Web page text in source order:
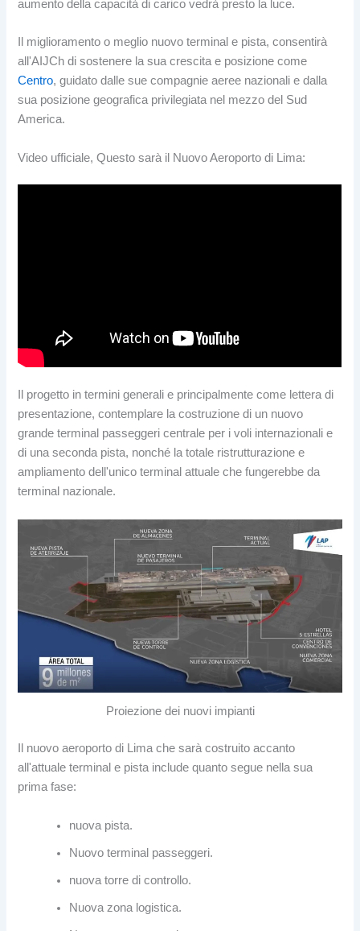
aumento della capacità di carico vedrà presto la luce.
Il miglioramento o meglio nuovo terminal e pista, consentirà
all'AIJCh di sostenere la sua crescita e posizione come
Centro, guidato dalle sue compagnie aeree nazionali e dalla
sua posizione geografica privilegiata nel mezzo del Sud
America.
Video ufficiale, Questo sarà il Nuovo Aeroporto di Lima:
Il progetto in termini generali e principalmente come lettera di
presentazione, contemplare la costruzione di un nuovo
grande terminal passeggeri centrale per i voli internazionali e
di una seconda pista, nonché la totale ristrutturazione e
ampliamento dell'unico terminal attuale che fungerebbe da
terminal nazionale.
Proiezione dei nuovi impianti
Il nuovo aeroporto di Lima che sarà costruito accanto
all'attuale terminal e pista include quanto segue nella sua
prima fase:
nuova pista.
Nuovo terminal passeggeri.
nuova torre di controllo.
Nuova zona logistica.